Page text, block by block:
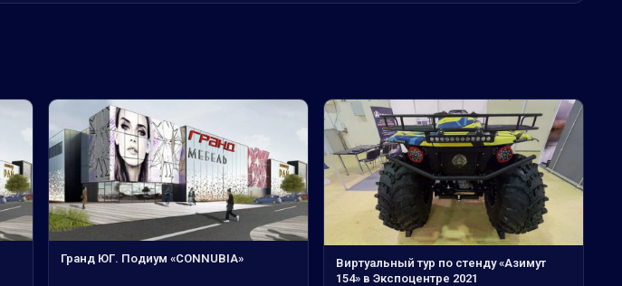
Гранд ЮГ. Подиум «CONNUBIA»
Виртуальный тур по стенду «Азимут
154» в Экспоцентре 2021